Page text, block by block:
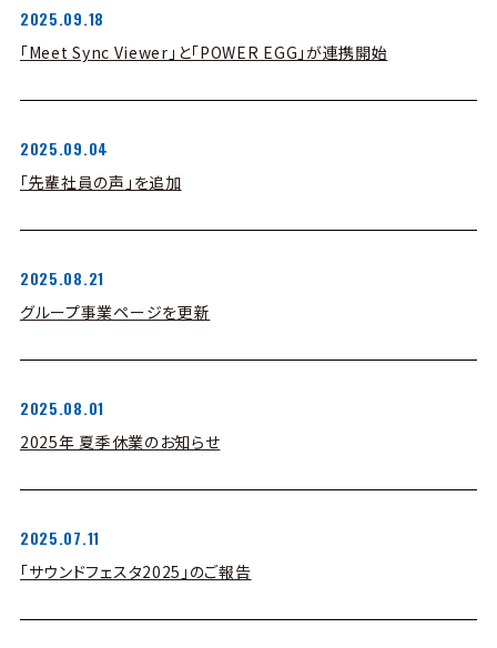
2025.09.18
「Meet Sync Viewer」と「POWER EGG」が連携開始
2025.09.04
「先輩社員の声」を追加
2025.08.21
グループ事業ページを更新
2025.08.01
2025年 夏季休業のお知らせ
2025.07.11
「サウンドフェスタ2025」のご報告